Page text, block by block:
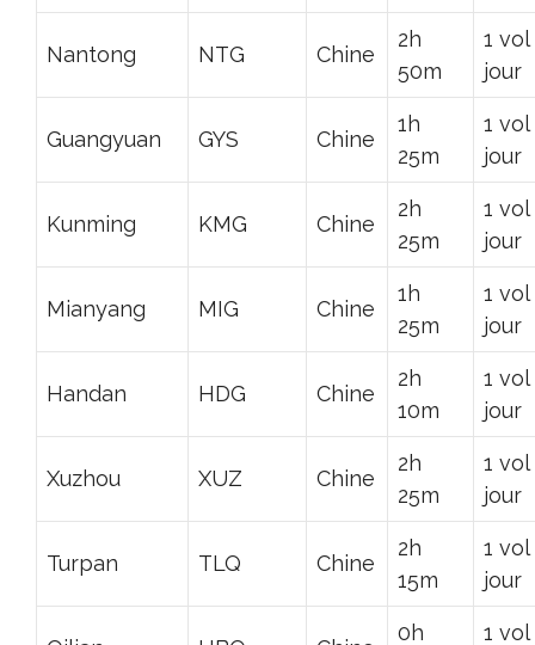
Nantong NTG Chine
2h
50m
1
jour
Guangyuan GYS Chine
1h
25m
1
jour
Kunming KMG Chine
2h
25m
1
jour
Mianyang MIG Chine
1h
25m
1
jour
Handan HDG Chine
2h
10m
1
jour
Xuzhou XUZ Chine
2h
25m
1
jour
Turpan TLQ Chine
2h
15m
1
jour
0h
1